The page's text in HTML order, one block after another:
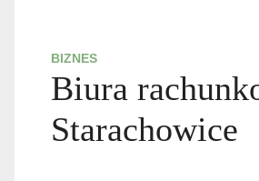
BIZNES
Biura
Starachowice